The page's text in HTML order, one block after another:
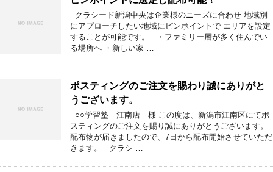
クラシード新潟中央は企業様のニーズに合わせ 地域別
にアプローチしたい地域にピンポイントで エリアを設定
することが可能です。 ・ファミリー層が多く住んでい
る場所へ ・新しい家 …
ポスティングのご注文を賜わり誠にありがと
うございます。
○○学習塾 江南店 様 この度は、新潟市江南区にてポ
スティングのご注文を賜り誠にありがとうございます。
配布物が届きましたので、7日から配布開始させていただ
きます。 クラシ …